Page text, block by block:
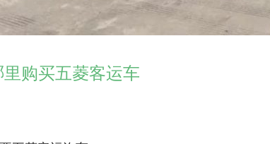
购买五菱客运车